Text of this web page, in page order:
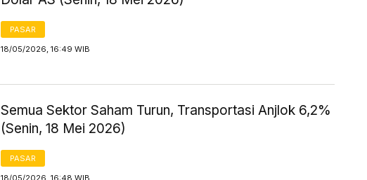
PASAR
18/05/2026, 16:49 WIB
Semua Sektor Saham Turun, Transportasi Anjlok 6,2%
(Senin, 18 Mei 2026)
PASAR